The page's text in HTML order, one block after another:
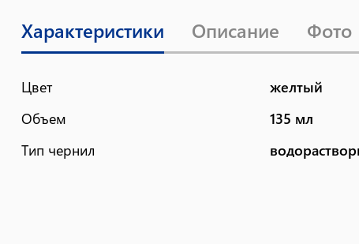
Характеристики Описание Фото
Цвет желтый
Объем
135 мл
Тип чернил